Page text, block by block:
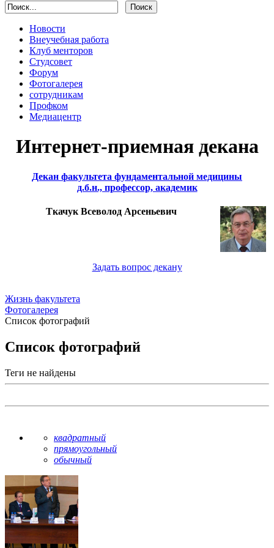
Новости
Внеучебная работа
Клуб менторов
Студсовет
Форум
Фотогалерея
сотрудникам
Профком
Медиацентр
Интернет-приемная декана
Декан факультета фундаментальной медицины
д.б.н., профессор, академик
Ткачук Всеволод Арсеньевич
Задать вопрос декану
Жизнь факультета
Фотогалерея
Список фотографий
Список фотографий
Теги не найдены
квадратный
прямоугольный
обычный